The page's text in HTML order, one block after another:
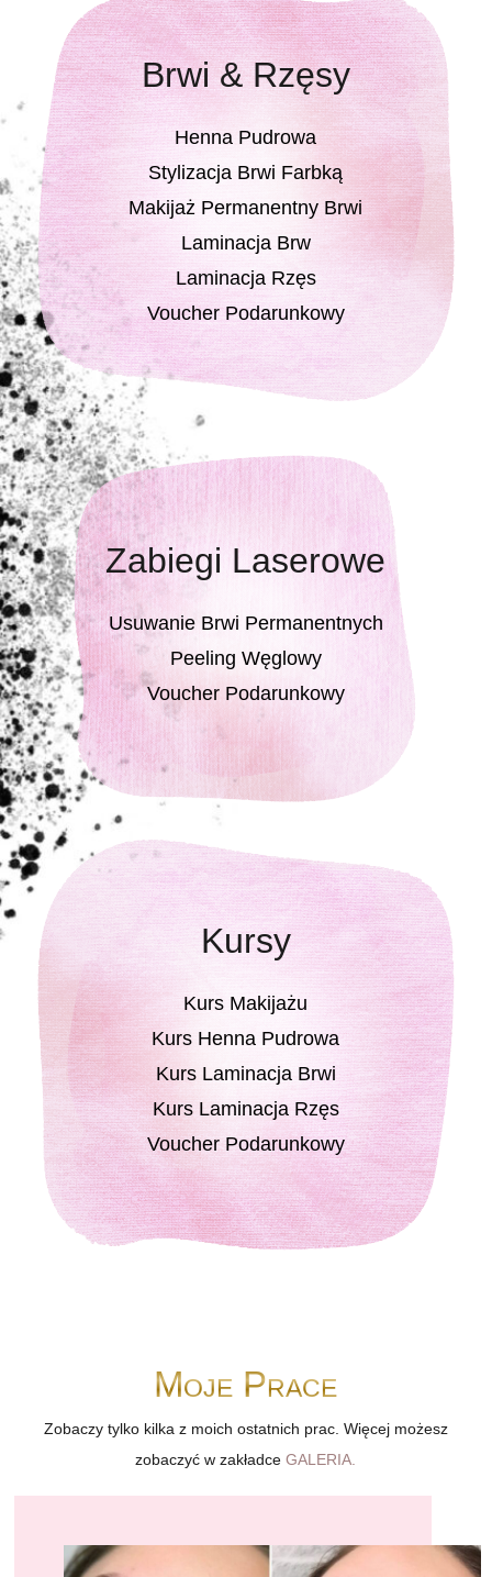
Brwi & Rzęsy
Henna Pudrowa
Stylizacja Brwi Farbką
Makijaż Permanentny Brwi
Laminacja Brw
Laminacja Rzęs
Voucher Podarunkowy
Zabiegi Laserowe
Usuwanie Brwi Permanentnych
Peeling Węglowy
Voucher Podarunkowy
Kursy
Kurs Makijażu
Kurs Henna Pudrowa
Kurs Laminacja Brwi
Kurs Laminacja Rzęs
Voucher Podarunkowy
Moje Prace
Zobaczy tylko kilka z moich ostatnich prac. Więcej możesz
zobaczyć w zakładceGALERIA.